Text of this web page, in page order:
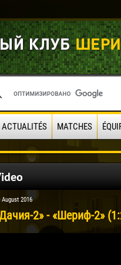
ACTUALITÉS MATCHES
August 2016
2» - «Шериф-2»